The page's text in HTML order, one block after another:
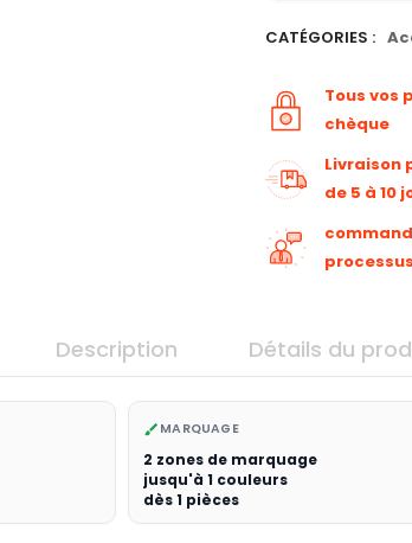
CATÉGORIES :
Tous vos
chèque
Livraison
de 5 à 10
Description Détails du
brush MARQUAGE
2 zones de marquage
jusqu'à 1 couleurs
dès 1 pièces